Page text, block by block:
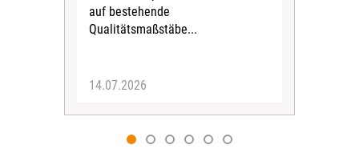
auf bestehende
Qualitätsmaßstäbe...
14.07.2026